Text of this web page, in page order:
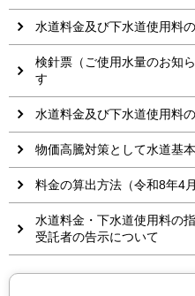
水道料金及び下水道使用料
検針票（ご使用水量のお知
す
水道料金及び下水道使用料
物価高騰対策として水道基
料金の算出方法（令和8年4
水道料金・下水道使用料の
受託者の告示について